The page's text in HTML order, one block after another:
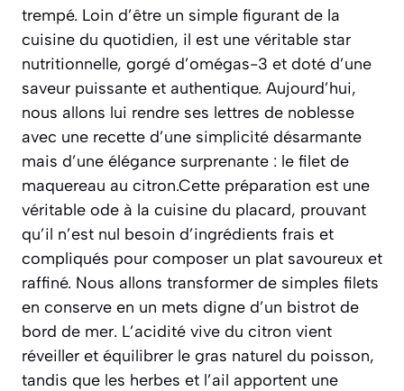
trempé. Loin d’être un simple figurant de la
cuisine du quotidien, il est une véritable star
nutritionnelle, gorgé d’omégas-3 et doté d’une
saveur puissante et authentique. Aujourd’hui,
nous allons lui rendre ses lettres de noblesse
avec une recette d’une simplicité désarmante
mais d’une élégance surprenante : le filet de
maquereau au citron.Cette préparation est une
véritable ode à la cuisine du placard, prouvant
qu’il n’est nul besoin d’ingrédients frais et
compliqués pour composer un plat savoureux et
raffiné. Nous allons transformer de simples filets
en conserve en un mets digne d’un bistrot de
bord de mer. L’acidité vive du citron vient
réveiller et équilibrer le gras naturel du poisson,
tandis que les herbes et l’ail apportent une